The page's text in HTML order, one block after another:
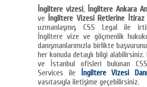
İngiltere vizesi, İngiltere Ankara
ve İngiltere Vizesi Retlerine İtiraz
uzmanlaşmış CSS Legal ile
İngiltere vize ve göçmenlik
danışmanlarımızla birlikte
her konuda detaylı bilgi alabilirsiniz.
ve İstanbul ofisleri bulunan
Services ile İngiltere Vizesi
vasıtasıyla iletişime geçebilirsiniz.